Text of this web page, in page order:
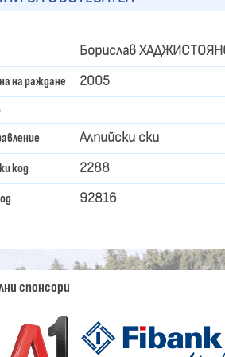
Борислав
на раждане 2005
Алпийски ски
код 2288
92816
спонсори